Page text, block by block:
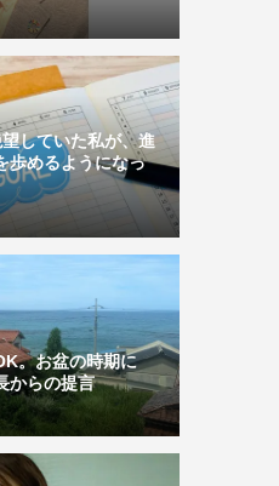
していた私が、進
歩めるようになっ
。お盆の時期に
からの提言